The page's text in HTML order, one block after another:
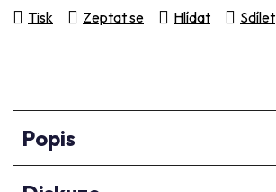
Tisk Zeptat se Hlídat Sdílet
Popis